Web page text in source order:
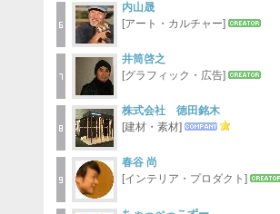
内山晟
[アート・カルチャー]
井筒啓之
[グラフィック・広告]
株式会社 徳田銘木
[建材・素材]
春谷 尚
[インテリア・プロダクト]